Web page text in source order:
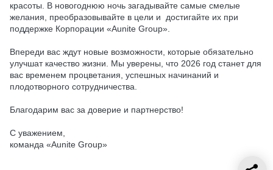
красоты. В новогоднюю ночь загадывайте самые смелые
желания, преобразовывайте в цели и достигайте их при
поддержке Корпорации «Aunite Group».
Впереди вас ждут новые возможности, которые обязательно
улучшат качество жизни. Мы уверены, что 2026 год станет для
вас временем процветания, успешных начинаний и
плодотворного сотрудничества.
Благодарим вас за доверие и партнерство!
С уважением,
команда «Aunite Group»